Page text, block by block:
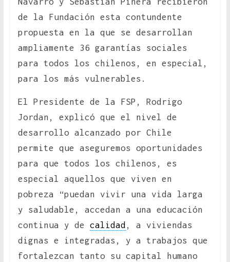
de la Fundación esta contundente
propuesta en la que se desarrollan
ampliamente 36 garantías sociales
para todos los chilenos, en especial,
para los más vulnerables.
El Presidente de la FSP, Rodrigo
Jordan, explicó que el nivel de
desarrollo alcanzado por Chile
permite que aseguremos oportunidades
para que todos los chilenos, es
especial aquellos que viven en
pobreza “puedan vivir una vida larga
y saludable, accedan a una educación
continua y de calidad , a viviendas
dignas e integradas, y a trabajos que
fortalezcan tanto su capital humano